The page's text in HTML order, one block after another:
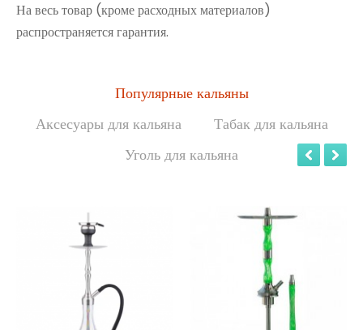
На весь товар (кроме расходных материалов)
распространяется гарантия.
Популярные кальяны
Аксесуары для кальяна
Табак для кальяна
Уголь для кальяна